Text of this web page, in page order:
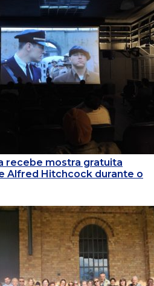
recebe mostra gratuita
Alfred Hitchcock durante o